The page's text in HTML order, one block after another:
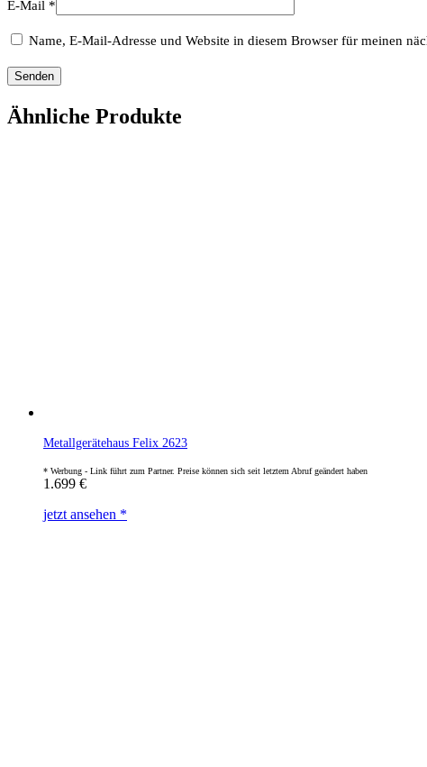
E-Mail *
Name, E-Mail-Adresse und Website in diesem Browser für meinen
Ähnliche Produkte
Metallgerätehaus Felix 2623
1.699 €
jetzt ansehen *